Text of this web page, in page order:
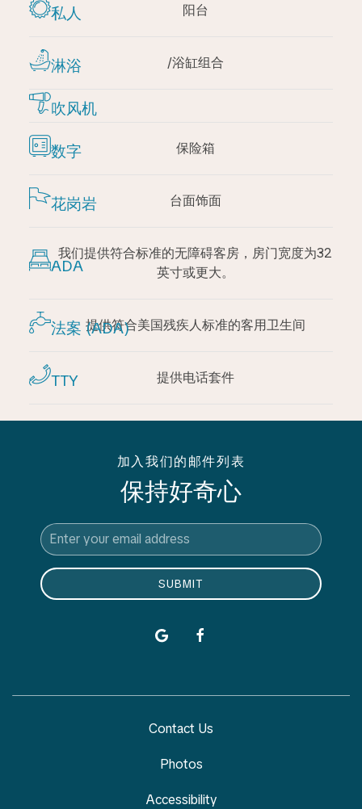
私人 阳台
淋浴 /浴缸组合
吹风机
数字 保险箱
花岗岩 台面饰面
我们提供符合
ADA
标准的无障碍客房，房门宽度为32
英寸或更大。
提供符合美国残疾人
法案 (ADA) 标准的客用卫生间
提供
TTY 电话套件
加入我们的邮件列表
保持好奇心
Email
Address
SUBMIT
google facebook
Contact Us
Photos
Accessibility